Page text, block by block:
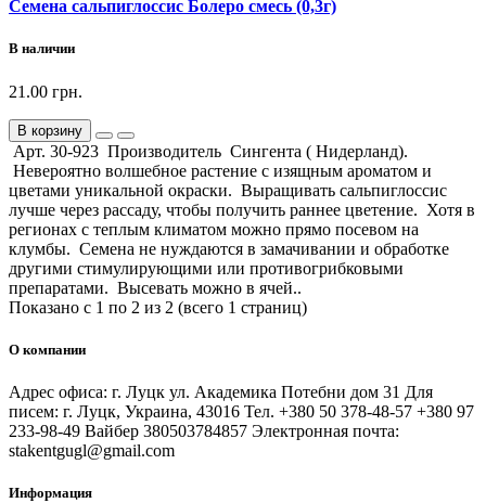
Семена сальпиглоссис Болеро смесь (0,3г)
В наличии
21.00 грн.
В корзину
Арт. 30-923 Производитель Сингента ( Нидерланд).
Невероятно волшебное растение с изящным ароматом и
цветами уникальной окраски. Выращивать сальпиглоссис
лучше через рассаду, чтобы получить раннее цветение. Хотя в
регионах с теплым климатом можно прямо посевом на
клумбы. Семена не нуждаются в замачивании и обработке
другими стимулирующими или противогрибковыми
препаратами. Высевать можно в ячей..
Показано с 1 по 2 из 2 (всего 1 страниц)
О компании
Адрес офиса: г. Луцк ул. Академика Потебни дом 31 Для
писем: г. Луцк, Украина, 43016 Тел. +380 50 378-48-57 +380 97
233-98-49 Вайбер 380503784857 Электронная почта:
stakentgugl@gmail.com
Информация